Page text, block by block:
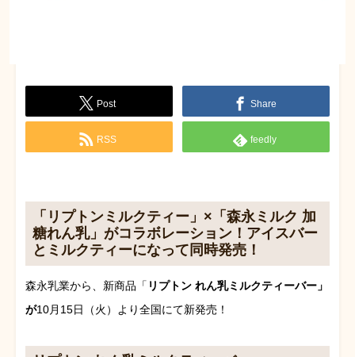
Post Share
RSS feedly
「リプトンミルクティー」×「森永ミルク 加
糖れん乳」がコラボレーション！アイスバー
とミルクティーになって同時発売！
森永乳業から、新商品「 リプトン れん乳ミルクティーバー」
が10月15日（火）より全国にて新発売！